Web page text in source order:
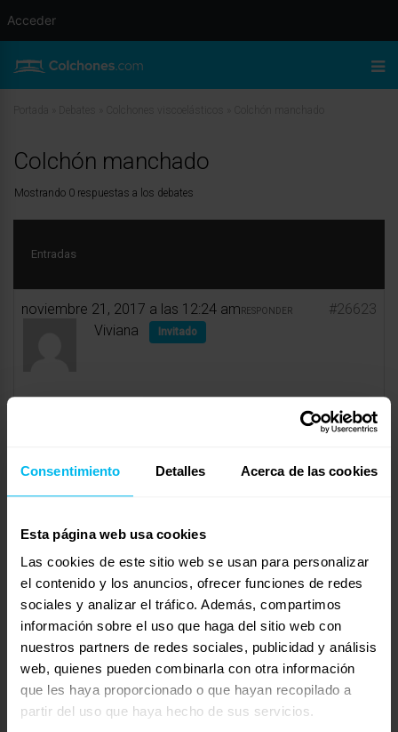
Consentimiento Detalles Acerca de las cookies
Esta página web usa cookies
Las cookies de este sitio web se usan para personalizar
el contenido y los anuncios, ofrecer funciones de redes
sociales y analizar el tráfico. Además, compartimos
información sobre el uso que haga del sitio web con
nuestros partners de redes sociales, publicidad y análisis
web, quienes pueden combinarla con otra información
que les haya proporcionado o que hayan recopilado a
partir del uso que haya hecho de sus servicios.
Colchón manchado
Mostrando 0 respuestas a los debates
Entradas
noviembre 21, 2017 a las 12:24 am #26623
RESPONDER
Viviana Invitado
Mi colchón está sucio de pisos y se ha secado, necesito saber
Mostrando 0 respuestas a los debates
Respuesta a: Colchón manchado
Tu información:
Nombre (obligatorio):
Correo electrónico (no se publicará) (obligatorio):
Web:
Acceder